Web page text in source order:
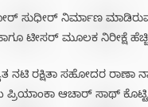
ಸುಧೀರ್ ನಿರ್ಮಾಣ ಮಾಡಿರುವ
ಟೀಸರ್ ಮೂಲಕ ನಿರೀಕ್ಷೆ
ನಟಿ ರಕ್ಷಿತಾ ಸಹೋದರ ರಾಣಾ
ಆಚಾರ್ ಸಾಥ್